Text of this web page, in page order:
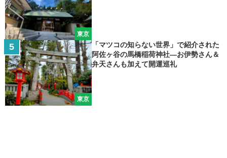
東京
東京
「マツコの知らない世界」で紹介された
阿佐ヶ谷の馬橋稲荷神社―お伊勢さん＆
弁天さんも加えて開運巡礼